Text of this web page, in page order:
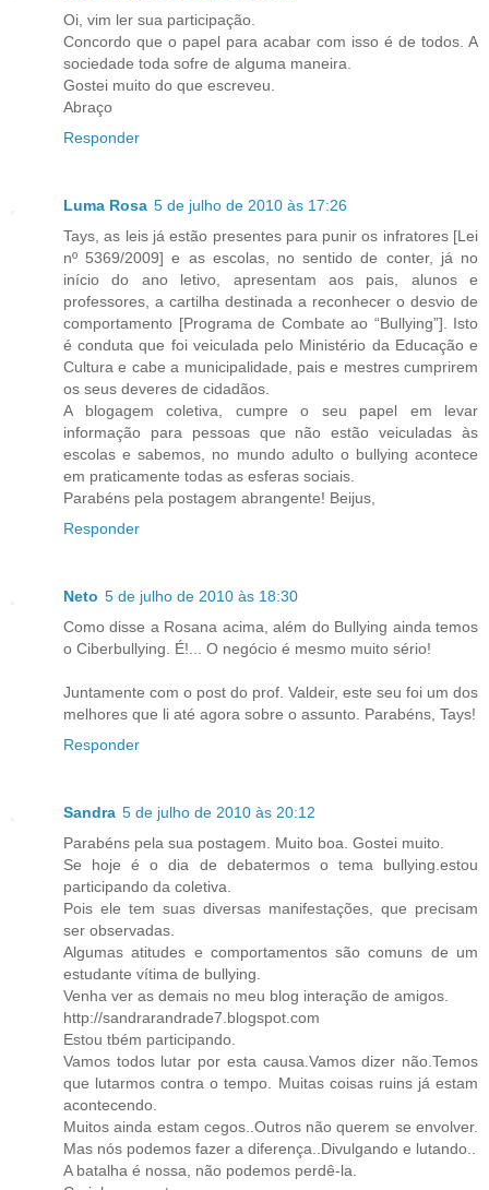
Oi, vim ler sua participação.
Concordo que o papel para acabar com isso é de todos. A
sociedade toda sofre de alguma maneira.
Gostei muito do que escreveu.
Abraço
Responder
Luma Rosa 5 de julho de 2010 às 17:26
Tays, as leis já estão presentes para punir os infratores [Lei
nº 5369/2009] e as escolas, no sentido de conter, já no
início do ano letivo, apresentam aos pais, alunos e
professores, a cartilha destinada a reconhecer o desvio de
comportamento [Programa de Combate ao “Bullying”]. Isto
é conduta que foi veiculada pelo Ministério da Educação e
Cultura e cabe a municipalidade, pais e mestres cumprirem
os seus deveres de cidadãos.
A blogagem coletiva, cumpre o seu papel em levar
informação para pessoas que não estão veiculadas às
escolas e sabemos, no mundo adulto o bullying acontece
em praticamente todas as esferas sociais.
Parabéns pela postagem abrangente! Beijus,
Responder
Neto 5 de julho de 2010 às 18:30
Como disse a Rosana acima, além do Bullying ainda temos
o Ciberbullying. É!... O negócio é mesmo muito sério!
Juntamente com o post do prof. Valdeir, este seu foi um dos
melhores que li até agora sobre o assunto. Parabéns, Tays!
Responder
Sandra 5 de julho de 2010 às 20:12
Parabéns pela sua postagem. Muito boa. Gostei muito.
Se hoje é o dia de debatermos o tema bullying.estou
participando da coletiva.
Pois ele tem suas diversas manifestações, que precisam
ser observadas.
Algumas atitudes e comportamentos são comuns de um
estudante vítima de bullying.
Venha ver as demais no meu blog interação de amigos.
http://sandrarandrade7.blogspot.com
Estou tbém participando.
Vamos todos lutar por esta causa.Vamos dizer não.Temos
que lutarmos contra o tempo. Muitas coisas ruins já estam
acontecendo.
Muitos ainda estam cegos..Outros não querem se envolver.
Mas nós podemos fazer a diferença..Divulgando e lutando..
A batalha é nossa, não podemos perdê-la.